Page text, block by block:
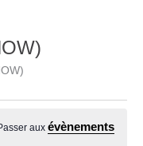
aux évènements